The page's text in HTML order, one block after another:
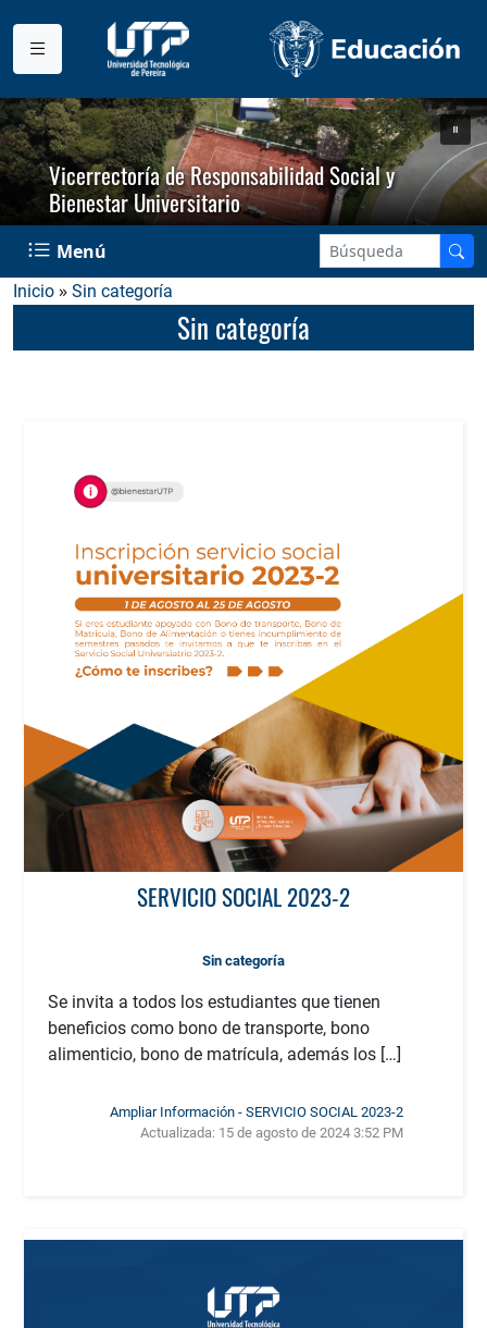
Vicerrectoría de Responsabilidad Social y
Bienestar Universitario
Menú
Inicio » Sin categoría
Sin categoría
SERVICIO SOCIAL 2023-2
Sin categoría
Se invita a todos los estudiantes que tienen
beneficios como bono de transporte, bono
alimenticio, bono de matrícula, además los […]
Ampliar Información - SERVICIO SOCIAL 2023-2
Actualizada: 15 de agosto de 2024 3:52 PM